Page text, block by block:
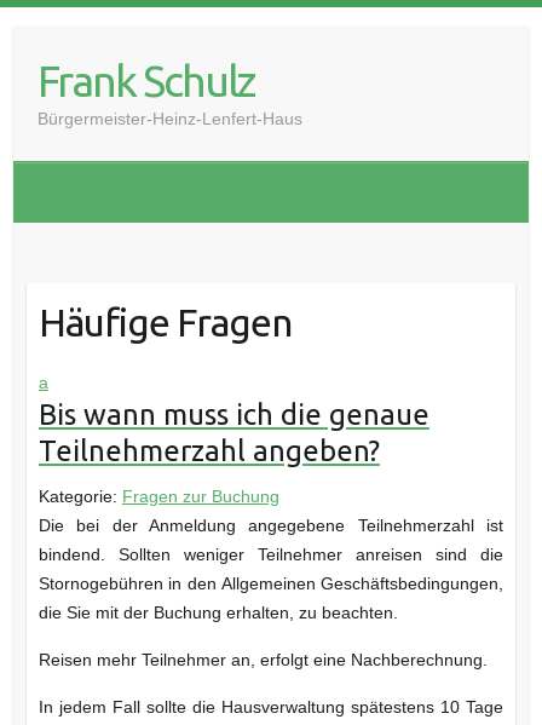
contentFrank Schulz
Bürgermeister-Heinz-Lenfert-Haus
Häufige Fragen
a
Bis wann muss ich die genaue
Teilnehmerzahl angeben?
Kategorie: Fragen zur Buchung
Die bei der Anmeldung angegebene Teilnehmerzahl ist
bindend. Sollten weniger Teilnehmer anreisen sind die
Stornogebühren in den Allgemeinen Geschäftsbedingungen,
die Sie mit der Buchung erhalten, zu beachten.
Reisen mehr Teilnehmer an, erfolgt eine Nachberechnung.
In jedem Fall sollte die Hausverwaltung spätestens 10 Tage